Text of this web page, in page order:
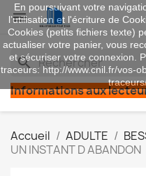

search
Informations aux
Accueil ADULTE
UN INSTANT D ABANDON
En poursuivant votre
l’utilisation et l'écriture de
Cookies (petits fichiers texte)
actualiser votre panier, vous
et sécuriser votre connexion.
traceurs: http://www.cnil.fr/vos-